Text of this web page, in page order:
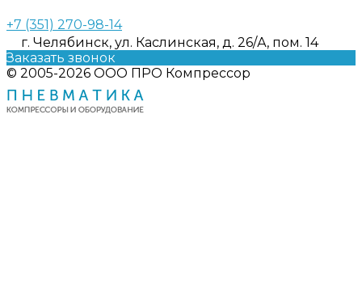
+7 (351) 270-98-14
г. Челябинск, ул. Каслинская, д. 26/А, пом. 14
Заказать звонок
© 2005-2026 ООО ПРО Компрессор